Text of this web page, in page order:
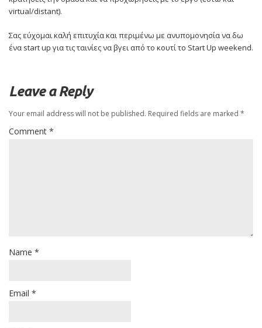
virtual/distant).
Σας εύχομαι καλή επιτυχία και περιμένω με ανυπομονησία να δω
ένα start up για τις ταινίες να βγει από το κουτί το Start Up weekend.
Leave a Reply
Your email address will not be published. Required fields are marked *
Comment *
Name *
Email *